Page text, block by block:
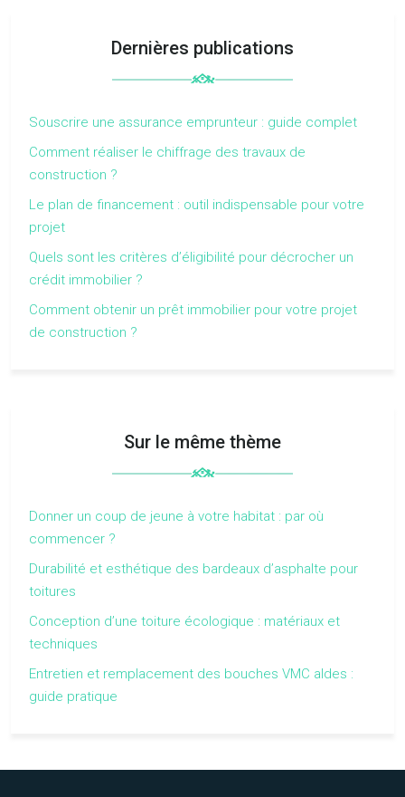
Dernières publications
Souscrire une assurance emprunteur : guide complet
Comment réaliser le chiffrage des travaux de
construction ?
Le plan de financement : outil indispensable pour votre
projet
Quels sont les critères d’éligibilité pour décrocher un
crédit immobilier ?
Comment obtenir un prêt immobilier pour votre projet
de construction ?
Sur le même thème
Donner un coup de jeune à votre habitat : par où
commencer ?
Durabilité et esthétique des bardeaux d’asphalte pour
toitures
Conception d’une toiture écologique : matériaux et
techniques
Entretien et remplacement des bouches VMC aldes :
guide pratique